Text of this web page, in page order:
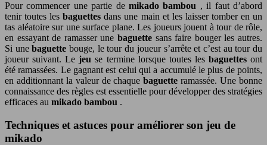
Pour commencer une partie de mikado bambou , il faut d’abord
tenir toutes lesbaguettesdans une main et les laisser tomber en un
tas aléatoire sur une surface plane. Les joueurs jouent à tour de rôle,
en essayant de ramasser une baguette sans faire bouger les autres.
Si unebaguettebouge, le tour du joueur s’arrête et c’est au tour du
joueur suivant. Lejeuse termine lorsque toutes les baguettesont
été ramassées. Le gagnant est celui qui a accumulé le plus de points,
en additionnant la valeur de chaquebaguetteramassée. Une bonne
connaissance des règles est essentielle pour développer des stratégies
efficaces au mikado bambou .
Techniques et astuces pour améliorer son jeu de
mikado